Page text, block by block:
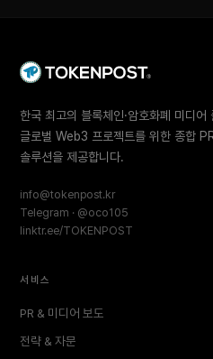
한국 최고의 블록체인·암호화폐 미디어
글로벌 Web3 프로젝트를 위한 종합
솔루션을 제공합니다.
info@tokenpost.kr
Telegram · @oco105
linktr.ee/TOKENPOST
서비스
PR & 미디어 보도
전략 & 자문